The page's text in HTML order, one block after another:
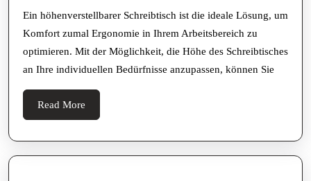
Mehr
Komfort
Und
Ein höhenverstellbarer Schreibtisch ist die ideale Lösung, um
Komfort zumal Ergonomie in Ihrem Arbeitsbereich zu
optimieren. Mit der Möglichkeit, die Höhe des Schreibtisches
an Ihre individuellen Bedürfnisse anzupassen, können Sie
Read More
More